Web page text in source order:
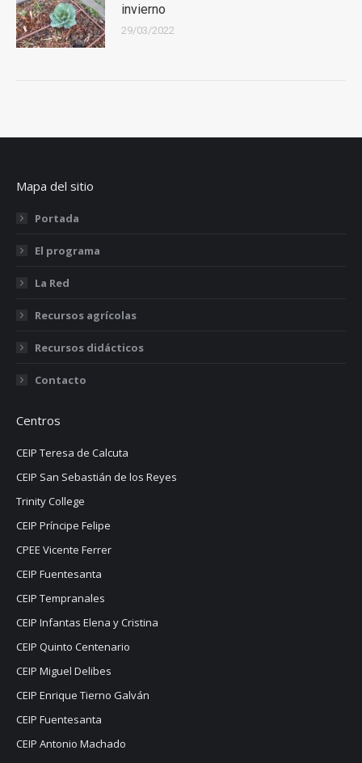
invierno
29/03/2022
Mapa del sitio
Portada
El programa
La Red
Recursos agrícolas
Recursos didácticos
Contacto
Centros
CEIP Teresa de Calcuta
CEIP San Sebastián de los Reyes
Trinity College
CEIP Príncipe Felipe
CPEE Vicente Ferrer
CEIP Fuentesanta
CEIP Tempranales
CEIP Infantas Elena y Cristina
CEIP Quinto Centenario
CEIP Miguel Delibes
CEIP Enrique Tierno Galván
CEIP Fuentesanta
CEIP Antonio Machado